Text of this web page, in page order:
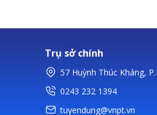
Trụ sở chính
57 Huỳnh Thúc Kháng,
0243 232 1394
tuyendung@vnpt.vn